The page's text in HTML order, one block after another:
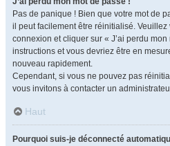
Pas de panique ! Bien que votre mot de
il peut facilement être réinitialisé.
connexion et cliquer sur « J’ai perdu
instructions et vous devriez être en
nouveau rapidement.
Cependant, si vous ne pouvez pas
vous invitons à contacter un
Haut
Pourquoi suis-je déconnecté